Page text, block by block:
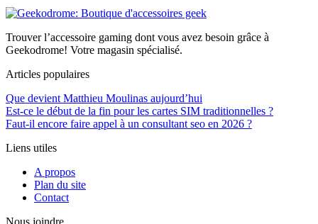
Trouver l’accessoire gaming dont vous avez besoin grâce à
Geekodrome! Votre magasin spécialisé.
Articles populaires
Que devient Matthieu Moulinas aujourd’hui
Est-ce le début de la fin pour les cartes SIM traditionnelles ?
Faut-il encore faire appel à un consultant seo en 2026 ?
Liens utiles
A propos
Plan du site
Contact